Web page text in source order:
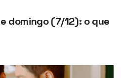
domingo (7/12): o que